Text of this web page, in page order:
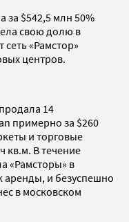
за $542,5 млн 50%
свою долю в
«Рамстор»
центров.
14
примерно за $260
и торговые
кв.м. В течение
«Рамсторы» в
аренды, и безуспешно
в московском